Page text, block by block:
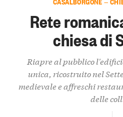
Rete
chiesa di
Riapre al pubblico
unica, ricostruito nel
medievale e affreschi
delle